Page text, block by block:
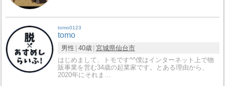
tomo0123
tomo
男性 40歳 宮城県仙台市
はじめまして、トモです^^僕はインターネット上で物
販事業を営む34歳の起業家です。とある理由から、
2020年にそれま…